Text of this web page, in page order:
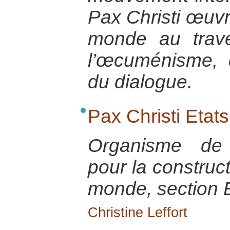
Pax Christi
monde au
du dialogue.
Pax Christi
Organisme
pour la
monde, section
Christine Leffort